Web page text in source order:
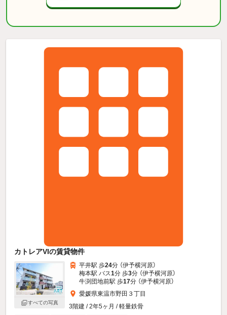
カトレアVIの賃貸物件
すべての写真
平井駅 歩24分 （伊予横河原）
梅本駅 バス1分 歩3分 （伊予横河原）
牛渕団地前駅 歩17分 （伊予横河原）
愛媛県東温市野田３丁目
3階建 / 2年5ヶ月 / 軽量鉄骨